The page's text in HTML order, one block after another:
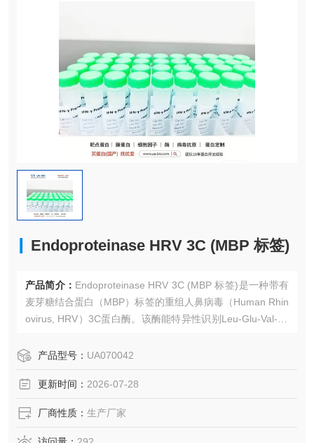
Endoproteinase HRV 3C (MBP 标签)
产品简介： Endoproteinase HRV 3C (MBP 标签)是一种带有
麦芽糖结合蛋白（MBP）标签的重组人鼻病毒（Human Rhin
ovirus, HRV）3C蛋白酶。该酶能特异性识别Leu-Glu-Val-Le
MBP标签可增强蛋白酶的可溶性，并通过直链淀粉树脂轻松
产品型号： UA070042
更新时间： 2026-07-28
厂商性质： 生产厂家